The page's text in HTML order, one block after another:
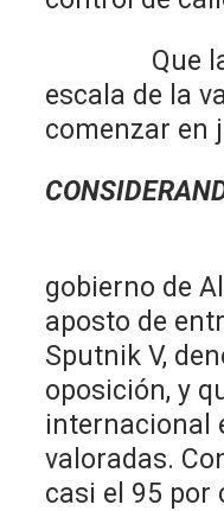
Que la
escala de la
comenzar en
gobierno de
aposto de
Sputnik V,
oposición, y
internacional
valoradas.
casi el 95 por